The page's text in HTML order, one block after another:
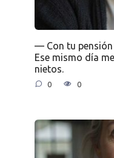
— Con tu
Ese mismo día
nietos.
0 0